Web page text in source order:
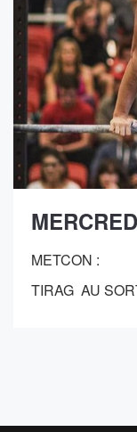
METCON :
TIRAG AU